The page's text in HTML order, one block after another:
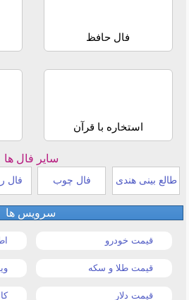
فال حافظ
استخاره با قرآن
سایر فال ها
طالع بینی هندی فال چوب فال
سرویس ها
قیمت خودرو
قیمت طلا و سکه
قیمت دلار